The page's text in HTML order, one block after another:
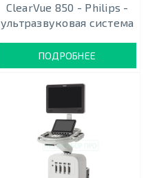
ClearVue 850 - Philips -
ультразвуковая система
ПОДРОБНЕЕ